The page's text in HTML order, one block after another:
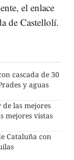
el enlace
de Castellolí.
cascada de 30
y aguas
las mejores
mejores vistas
Cataluña con